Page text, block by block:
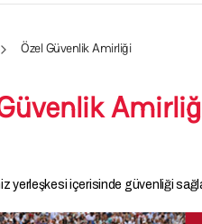
Özel Güvenlik Amirliği
yerleşkesi içerisinde güvenliği